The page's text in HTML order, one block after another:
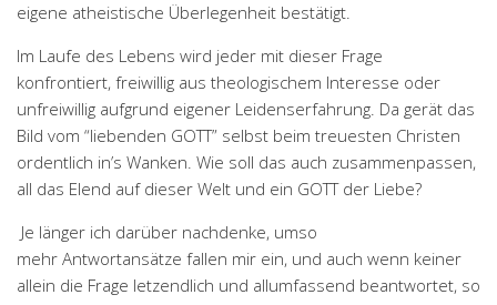
eigene atheistische Überlegenheit bestätigt.
Im Laufe des Lebens wird jeder mit dieser Frage
konfrontiert, freiwillig aus theologischem Interesse oder
unfreiwillig aufgrund eigener Leidenserfahrung. Da gerät das
Bild vom “liebenden GOTT” selbst beim treuesten Christen
ordentlich in’s Wanken. Wie soll das auch zusammenpassen,
all das Elend auf dieser Welt und ein GOTT der Liebe?
Je länger ich darüber nachdenke, umso
mehr Antwortansätze fallen mir ein, und auch wenn keiner
allein die Frage letzendlich und allumfassend beantwortet, so